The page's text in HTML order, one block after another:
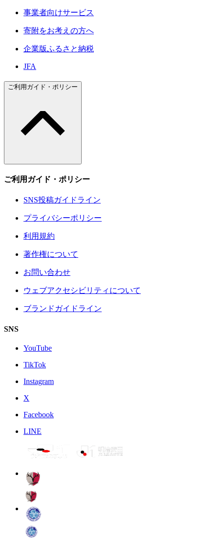
事業者向けサービス
寄附をお考えの方へ
企業版ふるさと納税
JFA
ご利用ガイド・ポリシー
ご利用ガイド・ポリシー
SNS投稿ガイドライン
プライバシーポリシー
利用規約
著作権について
お問い合わせ
ウェブアクセシビリティについて
ブランドガイドライン
SNS
YouTube
TikTok
Instagram
X
Facebook
LINE